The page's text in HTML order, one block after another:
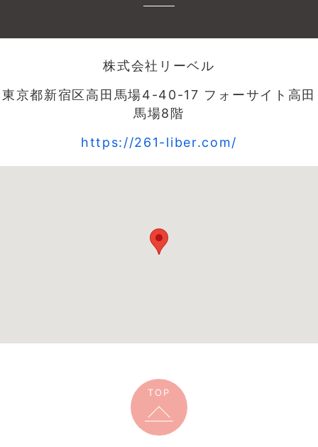
株式会社リーベル
東京都新宿区高田馬場4-40-17 フォーサイト高田
馬場8階
https://261-liber.com/
TOP